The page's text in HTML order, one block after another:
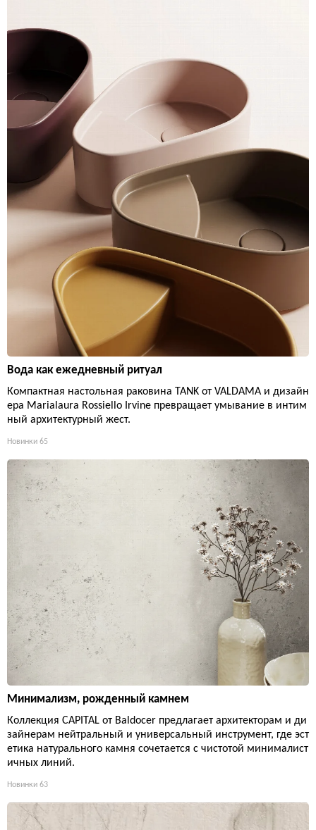
Вода как ежедневный ритуал
Компактная настольная раковина TANK от VALDAMA и дизайн
ера Marialaura Rossiello Irvine превращает умывание в интим
ный архитектурный жест.
Новинки 65
Минимализм, рожденный камнем
Коллекция CAPITAL от Baldocer предлагает архитекторам и ди
зайнерам нейтральный и универсальный инструмент, где эст
етика натурального камня сочетается с чистотой минималист
ичных линий.
Новинки 63